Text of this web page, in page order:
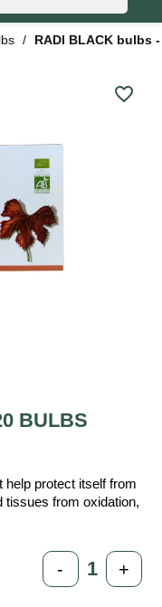
RADI BLACK bulbs -
favorite_border
BULBS
help protect itself from
tissues from oxidation,
- +